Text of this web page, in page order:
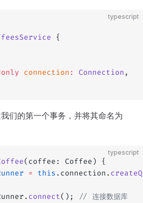
typescript
{
connection : Connection ,
们的第一个事务，并将其命名为
typescript
(coffee: Coffee) {
= this .connection.
connect();
// 连接数据库